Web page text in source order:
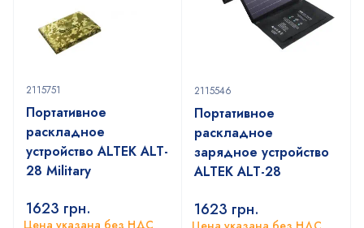
2115751
Портативное
раскладное
устройство ALTEK ALT-
28 Military
1623 грн.
2115546
Портативное
раскладное
зарядное устройство
ALTEK ALT-28
1623 грн.